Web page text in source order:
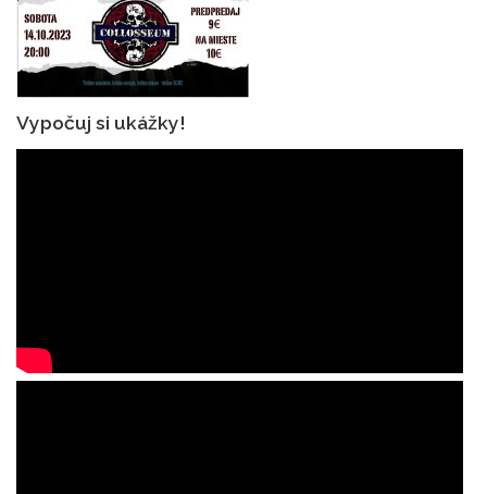
Vypočuj si ukážky!